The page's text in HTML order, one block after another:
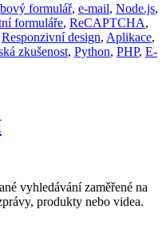
formulář, e-mail, Node.js,
formuláře, ReCAPTCHA,
Responzivní design, Aplikace,
zkušenost, Python, PHP, E-
vyhledávání zaměřené na
produkty nebo videa.